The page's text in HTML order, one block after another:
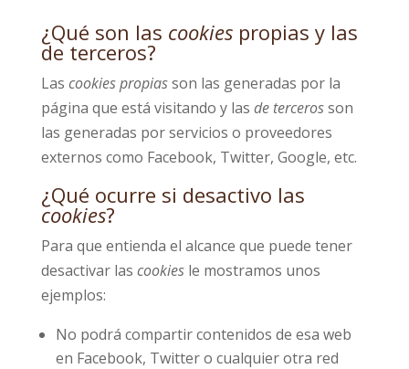
¿Qué son las cookiespropias y las
de terceros?
Las cookies propiasson las generadas por la
página que está visitando y las de tercerosson
las generadas por servicios o proveedores
externos como Facebook, Twitter, Google, etc.
¿Qué ocurre si desactivo las
cookies?
Para que entienda el alcance que puede tener
desactivar las cookiesle mostramos unos
ejemplos:
No podrá compartir contenidos de esa web
en Facebook, Twitter o cualquier otra red